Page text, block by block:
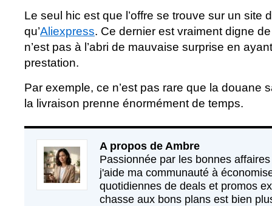
Le seul hic est que l’offre se trouve sur un site
qu’Aliexpress. Ce dernier est vraiment digne
n’est pas à l’abri de mauvaise surprise en
prestation.
Par exemple, ce n’est pas rare que la douane
la livraison prenne énormément de temps.
A propos de Ambre
Passionnée par les bonnes
j'aide ma communauté à
quotidiennes de deals et promos
chasse aux bons plans est bien